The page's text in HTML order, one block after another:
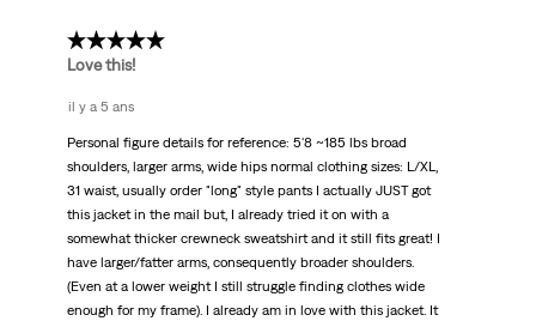
5 étoile(s) sur 5.
Love this!
il y a 5 ans
Personal figure details for reference: 5'8 ~185 lbs broad
shoulders, larger arms, wide hips normal clothing sizes: L/XL,
31 waist, usually order "long" style pants I actually JUST got
this jacket in the mail but, I already tried it on with a
somewhat thicker crewneck sweatshirt and it still fits great! I
have larger/fatter arms, consequently broader shoulders.
(Even at a lower weight I still struggle finding clothes wide
enough for my frame). I already am in love with this jacket. It